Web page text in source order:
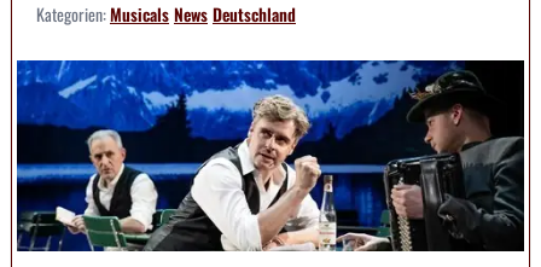
Kategorien:MusicalsNewsDeutschland